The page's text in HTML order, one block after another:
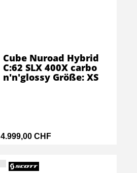
4.999,00 CHF
Cube Nuroad Hybrid
C:62 SLX 400X carbo
n'n'glossy Größe: XS